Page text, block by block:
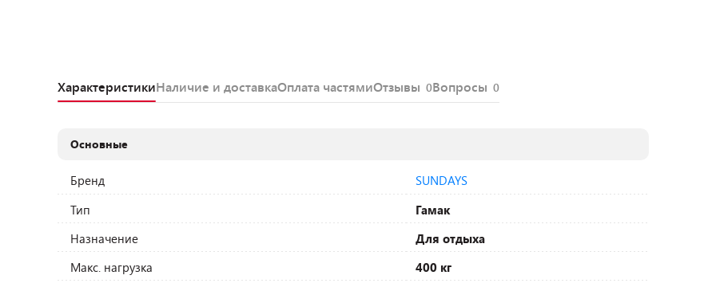
ХарактеристикиНаличие и доставкаОплата частямиОтзывы 0Вопросы 0
Основные
Бренд
SUNDAYS
Тип
Гамак
Назначение
Для отдыха
Макс. нагрузка
400 кг